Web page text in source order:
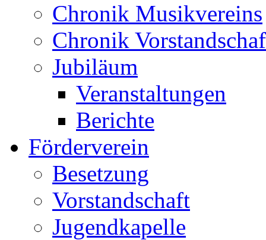
Chronik Musikvereins
Chronik
Jubiläum
Veranstaltungen
Berichte
Förderverein
Besetzung
Vorstandschaft
Jugendkapelle